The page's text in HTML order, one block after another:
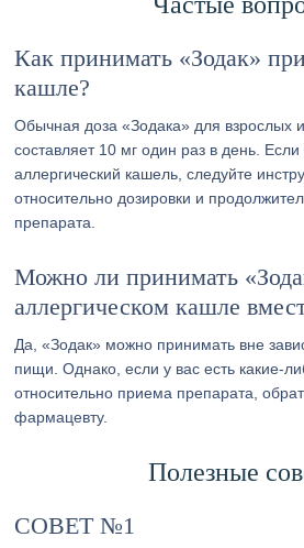
Как принимать «Зодак»
кашле?
Обычная доза «Зодака» для взрослых
составляет 10 мг один раз в день. Если
аллергический кашель, следуйте
относительно дозировки и
препарата.
Можно ли принимать
аллергическом кашле
Да, «Зодак» можно принимать вне
пищи. Однако, если у вас есть какие-
относительно приема препарата,
фармацевту.
Полезные
СОВЕТ №1